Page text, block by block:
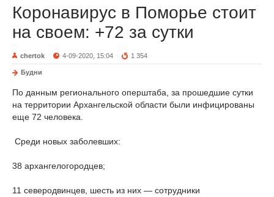
Коронавирус в Поморье стоит
на своем: +72 за сутки
chertok 4-09-2020, 15:04 1 354
Будни
По данным регионального оперштаба, за прошедшие сутки
на территории Архангельской области были инфицированы
еще 72 человека.
Среди новых заболевших:
38 архангелогородцев;
11 северодвинцев, шесть из них — сотрудники